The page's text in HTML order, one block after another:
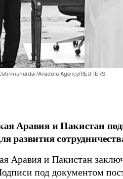
Anadolu Agency/REUTERS
Аравия и Пакистан
развития
Аравия и Пакистан
под документом